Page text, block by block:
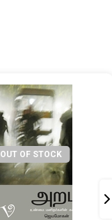
OUT OF STOCK